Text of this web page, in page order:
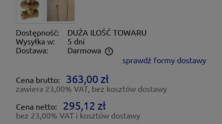
Dostępność:
DUŻA ILOŚĆ TOWARU
Wysyłka w:
5 dni
Dostawa:
Darmowa
Cena nie zawiera ewentualnych kosztów płatności
sprawdź formy dostawy
Cena brutto:
363,00 zł
zawiera 23,00% VAT, bez kosztów dostawy
Cena netto:
295,12 zł
bez 23,00% VAT i kosztów dostawy